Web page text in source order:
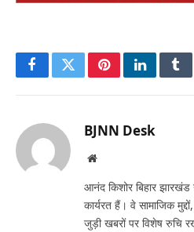
FacebookTwitterPinterestLinkedIn
BJNN Desk
Website
आनंद किशोर बिहार
कार्यरत हैं। वे सामाजिक
जुड़ी खबरों पर विशेष रुचि